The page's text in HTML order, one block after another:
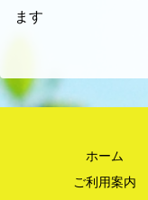
ます
ホーム
ご利用案内